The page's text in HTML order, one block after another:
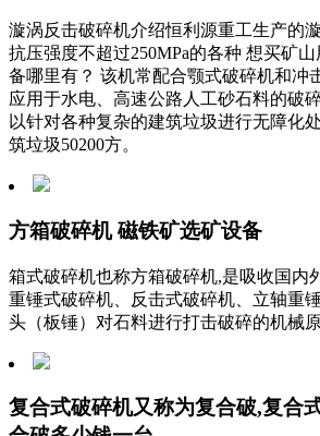
漩涡反击破碎机介绍恒利源重工生产的
抗压强度不超过250MPa的各种 想买矿
备哪里有？ 该机常配合颚式破碎机和冲
应用于水电、高速公路人工砂石料的破
以针对各种复杂的建筑垃圾进行无障化
筑垃圾50200方。
方箱破碎机 磁铁矿选矿设备
箱式破碎机也称方箱破碎机,是吸收国内
重锤式破碎机、反击式破碎机、立轴重
头（板锤）对石料进行打击破碎的机械
复合式破碎机又称为复合破,复合